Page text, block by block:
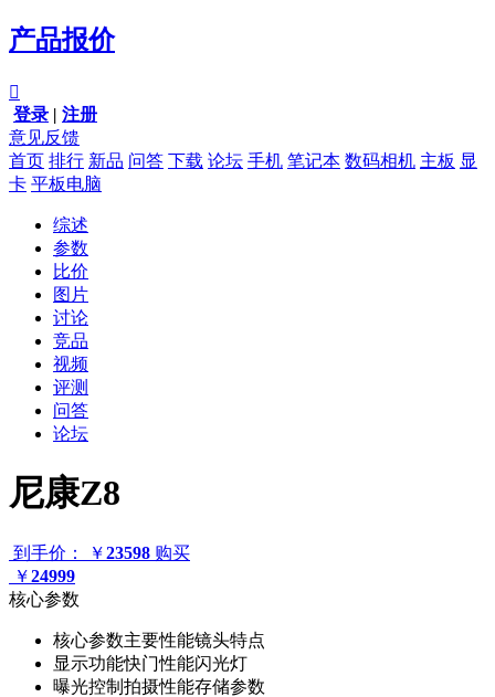
产品报价

登录 | 注册
意见反馈
首页 排行 新品 问答 下载 论坛 手机 笔记本 数码相机 主板 显
卡 平板电脑
综述
参数
比价
图片
讨论
竞品
视频
评测
问答
论坛
尼康Z8
到手价： ￥23598 购买
￥24999
核心参数
核心参数主要性能镜头特点
显示功能快门性能闪光灯
曝光控制 拍摄性能存储参数